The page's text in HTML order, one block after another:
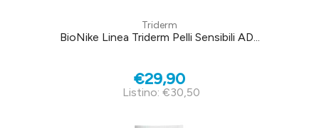
Triderm
BioNike Linea Triderm Pelli Sensibili AD...
€29,90
Listino: €30,50